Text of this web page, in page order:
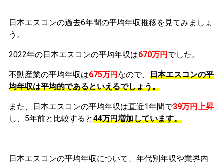
日本エスコンの過去6年間の平均年収推移を見てみましょ
う。
2022年の日本エスコンの平均年収は670万円 でした。
不動産業の平均年収は675万円 なので、 日本エスコンの平
均年収は平均的であるといえるでしょう。
また、日本エスコンの平均年収は直近1年間で39万円上昇
し、5年前と比較すると44万円増加しています。
日本エスコンの平均年収について、年代別年収や業界内